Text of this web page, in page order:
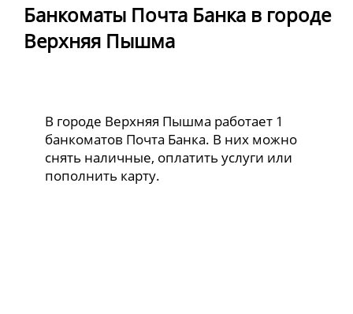
Банкоматы Почта Банка в городе
Верхняя Пышма
В городе Верхняя Пышма работает 1
банкоматов Почта Банка. В них можно
снять наличные, оплатить услуги или
пополнить карту.